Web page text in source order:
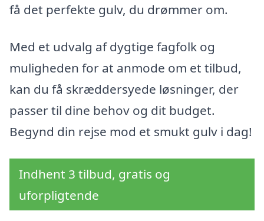
få det perfekte gulv, du drømmer om.
Med et udvalg af dygtige fagfolk og
muligheden for at anmode om et tilbud,
kan du få skræddersyede løsninger, der
passer til dine behov og dit budget.
Begynd din rejse mod et smukt gulv i dag!
Indhent 3 tilbud, gratis og
uforpligtende